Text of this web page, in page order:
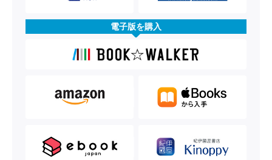
電子版を購入